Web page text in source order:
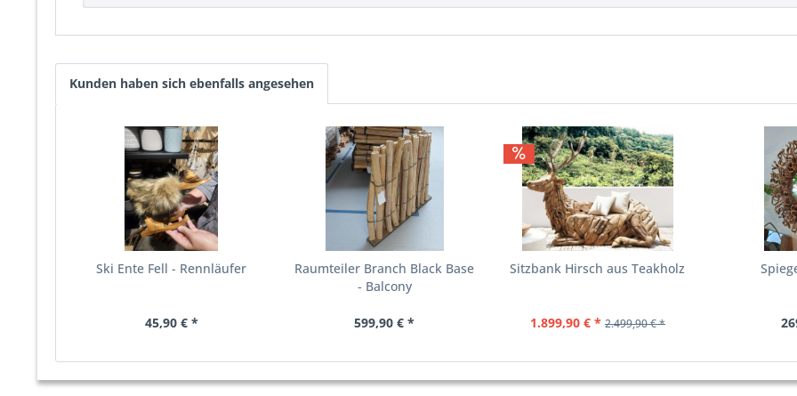
Kunden haben sich ebenfalls angesehen
Ski Ente Fell - Rennläufer
45,90 € *
Raumteiler Branch Black Base
- Balcony
599,90 € *
Sitzbank Hirsch aus Teakholz
1.899,90 € * 2.499,90 € *